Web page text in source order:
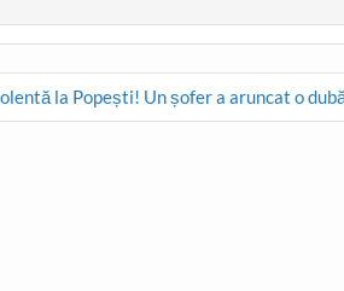
la Popești! Un șofer a aruncat o